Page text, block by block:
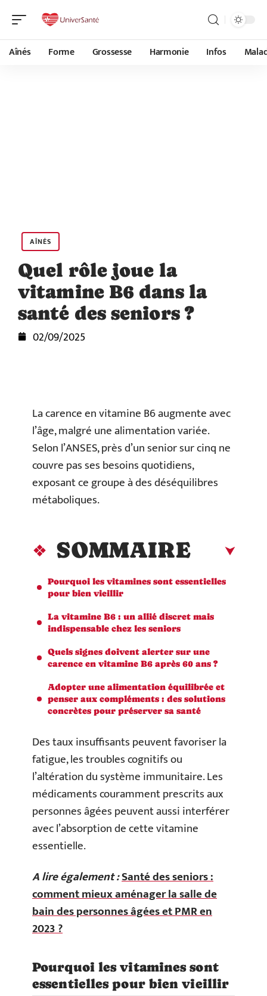
Aînés Forme Grossesse Harmonie Infos
AÎNÉS
Quel rôle joue la
vitamine B6 dans la
santé des seniors ?
02/09/2025
La carence en vitamine B6 augmente avec
l’âge, malgré une alimentation variée.
Selon l’ANSES, près d’un senior sur cinq ne
couvre pas ses besoins quotidiens,
exposant ce groupe à des déséquilibres
métaboliques.
SOMMAIRE
Pourquoi les vitamines sont essentielles
pour bien vieillir
La vitamine B6 : un allié discret mais
indispensable chez les seniors
Quels signes doivent alerter sur une
carence en vitamine B6 après 60 ans ?
Adopter une alimentation équilibrée et
penser aux compléments : des solutions
concrètes pour préserver sa santé
Des taux insuffisants peuvent favoriser la
fatigue, les troubles cognitifs ou
l’altération du système immunitaire. Les
médicaments couramment prescrits aux
personnes âgées peuvent aussi interférer
avec l’absorption de cette vitamine
essentielle.
A lire également :Santé des seniors :
comment mieux aménager la salle de
bain des personnes âgées et PMR en
2023 ?
Pourquoi les vitamines sont
essentielles pour bien vieillir